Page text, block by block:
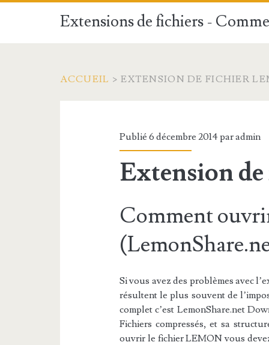
Extensions de fichiers -
ACCUEIL > EXTENSION DE FICHIER
Publié 6 décembre 2014 paradmin
Extension
Comment
Si vous avez des problèmes avec
résultent le plus souvent de
complet c’est LemonShare.net
Fichiers compressés, et sa
ouvrir le fichier LEMON vous